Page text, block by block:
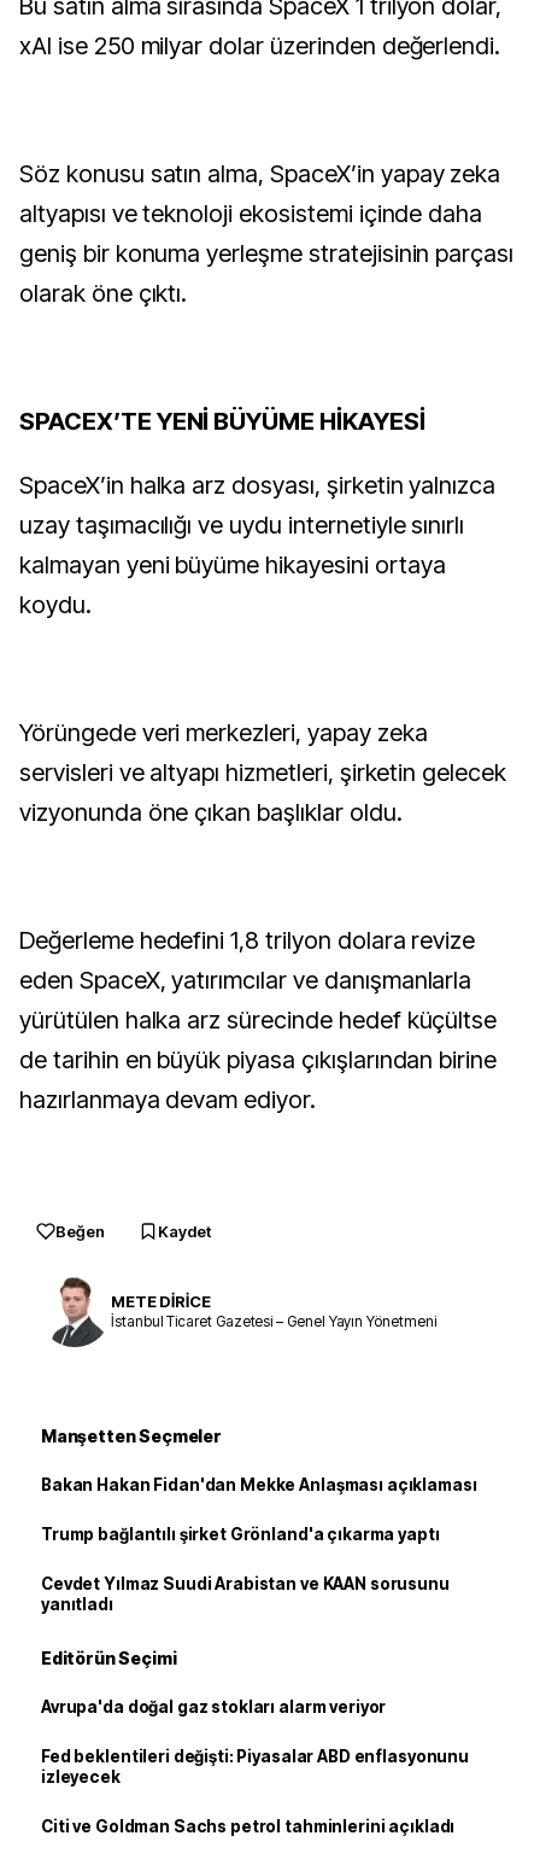
Bu satın alma sırasında SpaceX 1 trilyon dolar,
xAI ise 250 milyar dolar üzerinden değerlendi.
Söz konusu satın alma, SpaceX’in yapay zeka
altyapısı ve teknoloji ekosistemi içinde daha
geniş bir konuma yerleşme stratejisinin parçası
olarak öne çıktı.
SPACEX’TE YENİ BÜYÜME HİKAYESİ
SpaceX’in halka arz dosyası, şirketin yalnızca
uzay taşımacılığı ve uydu internetiyle sınırlı
kalmayan yeni büyüme hikayesini ortaya
koydu.
Yörüngede veri merkezleri, yapay zeka
servisleri ve altyapı hizmetleri, şirketin gelecek
vizyonunda öne çıkan başlıklar oldu.
Değerleme hedefini 1,8 trilyon dolara revize
eden SpaceX, yatırımcılar ve danışmanlarla
yürütülen halka arz sürecinde hedef küçültse
de tarihin en büyük piyasa çıkışlarından birine
hazırlanmaya devam ediyor.
Beğen Kaydet
METE DİRİCE
İstanbul Ticaret Gazetesi – Genel Yayın Yönetmeni
Manşetten Seçmeler
Bakan Hakan Fidan'dan Mekke Anlaşması açıklaması
Trump bağlantılı şirket Grönland'a çıkarma yaptı
Cevdet Yılmaz Suudi Arabistan ve KAAN sorusunu
yanıtladı
Editörün Seçimi
Avrupa'da doğal gaz stokları alarm veriyor
Fed beklentileri değişti: Piyasalar ABD enflasyonunu
izleyecek
Citi ve Goldman Sachs petrol tahminlerini açıkladı